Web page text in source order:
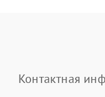
Контактная